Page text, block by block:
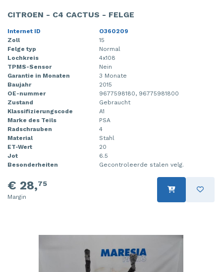
CITROEN - C4 CACTUS - FELGE
Internet ID
O360209
Zoll
15
Felge typ
Normal
Lochkreis
4x108
TPMS-Sensor
Nein
Garantie in Monaten
3 Monate
Baujahr
2015
OE-nummer
9677598180, 96775981800
Zustand
Gebraucht
Klassifizierungscode
A1
Marke des Teils
PSA
Radschrauben
4
Material
Stahl
ET-Wert
20
Jot
6.5
Besonderheiten
Gecontroleerde stalen velg.
€ 28,75
Margin